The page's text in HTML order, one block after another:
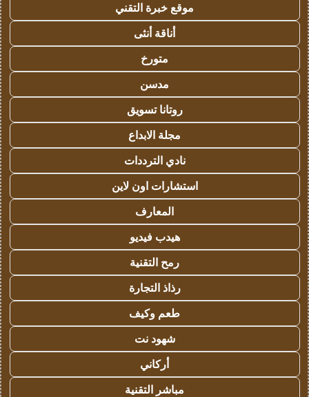
موقع خبرة التقني
أناقة أنثى
متورخ
مدسن
روتانا تسويق
مجلة الابداع
نادي الترددات
استشارات اون لاين
المعارف
هيدب فيديو
رمح التقنية
رذاذ التجارة
طعم وكيف
شهود نت
أركاني
مباشر التقنية